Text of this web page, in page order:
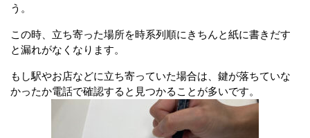
う。
この時、立ち寄った場所を時系列順にきちんと紙に書きだす
と漏れがなくなります。
もし駅やお店などに立ち寄っていた場合は、鍵が落ちていな
かったか電話で確認すると見つかることが多いです。